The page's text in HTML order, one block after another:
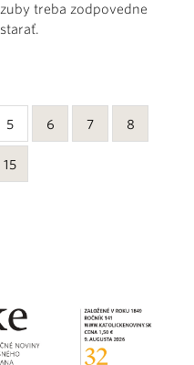
zuby treba zodpovedne
starať.
5 6 7 8
15